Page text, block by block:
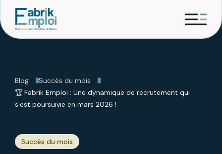
Blog
Succès du mois
🏆 Fabrik Emploi : Une dynamique de recrutement qui
s’est poursuivie en mars 2026 !
Succès du mois